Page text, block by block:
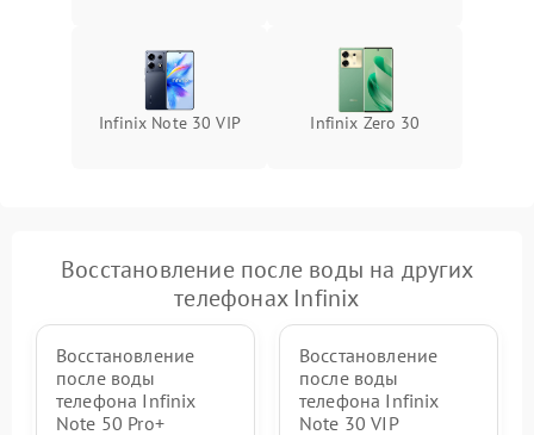
Infinix Note 30 VIP Infinix Zero 30
Восстановление после воды на других
телефонах Infinix
Восстановление
после воды
телефона Infinix
Note 50 Pro+
Восстановление
после воды
телефона Infinix
Note 30 VIP